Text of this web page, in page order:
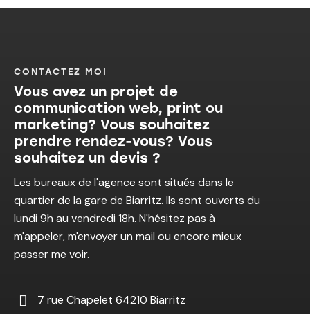
CONTACTEZ MOI
Vous avez un projet de
communication web, print ou
marketing? Vous souhaitez
prendre rendez-vous? Vous
souhaitez un devis ?
Les bureaux de l'agence sont situés dans le
quartier de la gare de Biarritz. Ils sont ouverts du
lundi 9h au vendredi 18h. N'hésitez pas à
m'appeler, m'envoyer un mail ou encore mieux
passer me voir.
7 rue Chapelet 64210 Biarritz